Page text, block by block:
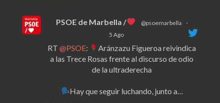
PSOE de Marbella / @psoemarbella
·
5 Ago
RT @PSOE:
Aránzazu Figueroa reivindica
a las Trece Rosas frente al discurso de odio
de la ultraderecha
Hay que seguir luchando, junto a…